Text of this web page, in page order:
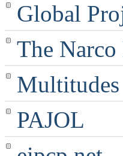
Global
The
Multitudes
PAJOL